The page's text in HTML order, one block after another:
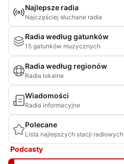
Najlepsze radia
Najczęściej słuchane radia
Radia według gatunków
15 gatunków muzycznych
Radia według regionów
Radia lokalne
Wiadomości
Radia informacyjne
Polecane
Lista najlepszych stacji radiowych
Podcasty